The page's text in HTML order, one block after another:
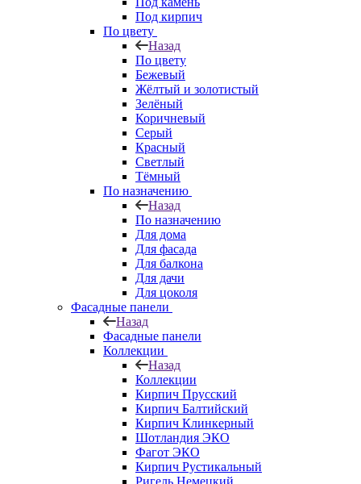
Под кирпич
По цвету
Назад
По цвету
Бежевый
Жёлтый и золотистый
Зелёный
Коричневый
Серый
Красный
Светлый
Тёмный
По назначению
Назад
По назначению
Для дома
Для фасада
Для балкона
Для дачи
Для цоколя
Фасадные панели
Назад
Фасадные панели
Коллекции
Назад
Коллекции
Кирпич Прусский
Кирпич Балтийский
Кирпич Клинкерный
Шотландия ЭКО
Фагот ЭКО
Кирпич Рустикальный
Ригель Немецкий